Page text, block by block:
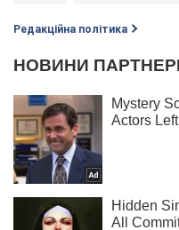
Редакційна політика